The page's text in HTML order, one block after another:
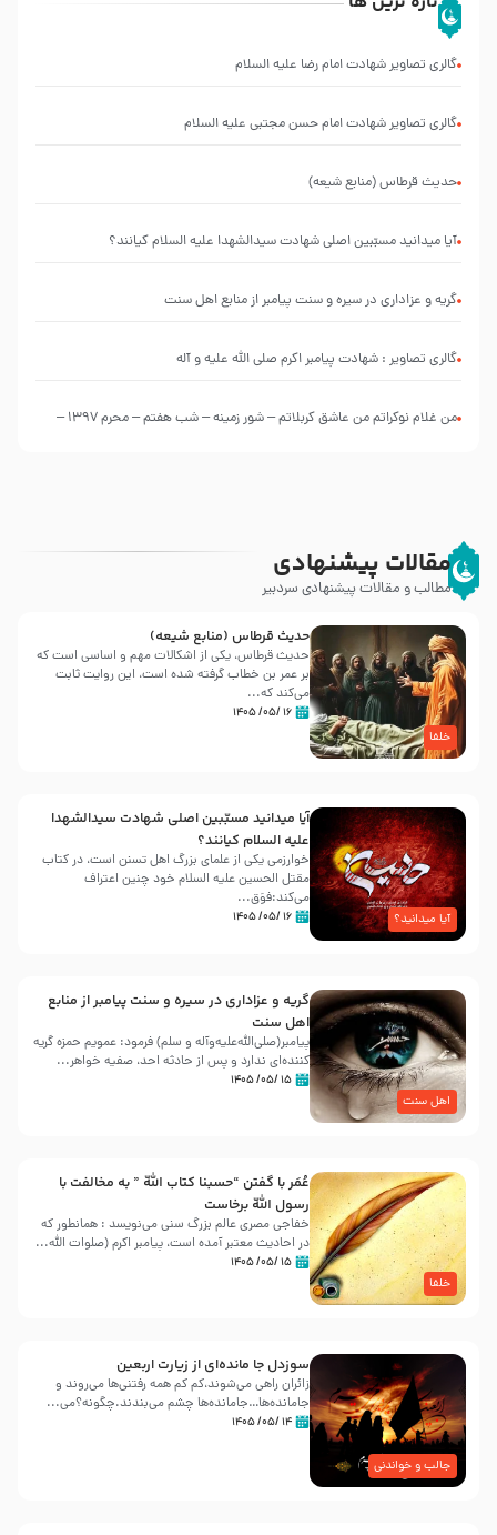
گالری تصاویر شهادت امام رضا علیه السلام
گالری تصاویر شهادت امام حسن مجتبی علیه السلام
حدیث قرطاس (منابع شیعه)
آیا میدانید مسبّبین اصلی شهادت سیدالشهدا علیه ‌السلام کیانند؟
گریه و عزاداری در سیره و سنت پیامبر از منابع اهل سنت
گالری تصاویر : شهادت پیامبر اکرم صلی الله علیه و آله
من غلام نوکراتم من عاشق کربلاتم – شور زمینه – شب هفتم – محرم 1397 –
مقالات پیشنهادی
مطالب و مقالات پیشنهادی سردبیر
خلفا
حدیث قرطاس (منابع شیعه)
حدیث قرطاس، یکی از اشکالات مهم و اساسی است که
بر عمر بن خطاب گرفته شده است، این روایت ثابت
می‌کند که...
۱۶ /۰۵/ ۱۴۰۵
آیا میدانید؟
آیا میدانید مسبّبین اصلی شهادت سیدالشهدا
علیه ‌السلام کیانند؟
خوارزمی یکی از علمای بزرگ اهل تسنن است، در کتاب
مقتل الحسین علیه ‌السلام خود چنین اعتراف
می‌کند:فوَق...
۱۶ /۰۵/ ۱۴۰۵
اهل سنت
گریه و عزاداری در سیره و سنت پیامبر از منابع
اهل سنت
پیامبر(صلی‌الله‌علیه‌وآله و سلم) فرمود: عمویم حمزه گریه
کننده‌ای ندارد و پس از حادثه احد، صفیه خواهر...
۱۵ /۰۵/ ۱۴۰۵
خلفا
عُمَر با گفتن “حسبنا كتاب اللّه ” به مخالفت با
رسول اللّه برخاست
خفاجی مصری عالم بزرگ سنی می‌نویسد : همانطور که
در احادیث معتبر آمده است، پیامبر اکرم (صلوات اللّه...
۱۵ /۰۵/ ۱۴۰۵
جالب و خواندنی
سوزدل جا مانده‌ای از زیارت اربعین
زائران راهی می‌شوند،کم‌ کم همه رفتنی‌ها می‌روند و
جامانده‌ها…جامانده‌ها چشم می‌بندند.چگونه؟می‌...
۱۴ /۰۵/ ۱۴۰۵